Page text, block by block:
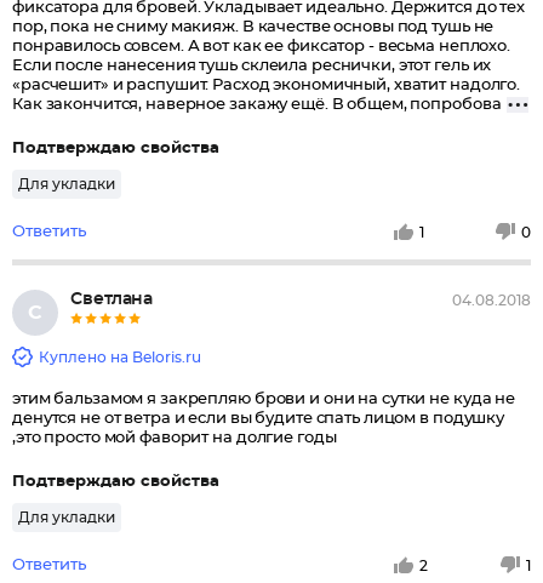
фиксатора для бровей. Укладывает идеально. Держится до тех
пор, пока не сниму макияж. В качестве основы под тушь не
понравилось совсем. А вот как ее фиксатор - весьма неплохо.
Если после нанесения тушь склеила реснички, этот гель их
«расчешит» и распушит. Расход экономичный, хватит надолго.
Как закончится, наверное закажу ещё. В общем, попробова
Подтверждаю свойства
Для укладки
Ответить 1 0
С
Светлана 04.08.2018
Куплено на Beloris.ru
этим бальзамом я закрепляю брови и они на сутки не куда не
денутся не от ветра и если вы будите спать лицом в подушку
,это просто мой фаворит на долгие годы
Подтверждаю свойства
Для укладки
Ответить 2 1